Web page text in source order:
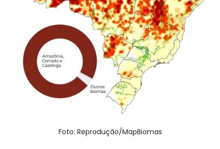
Foto: Reprodução/MapBiomas